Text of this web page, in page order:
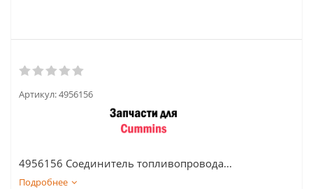
Артикул:4956156
4956156 Соединитель топливопровода...
Подробнее